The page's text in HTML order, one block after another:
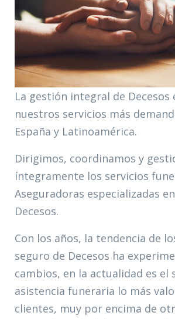
La gestión integral de Decesos
nuestros servicios más
España y Latinoamérica.
Dirigimos, coordinamos y
íntegramente los servicios
Aseguradoras especializadas
Decesos.
Con los años, la tendencia de
seguro de Decesos ha
cambios, en la actualidad es el
asistencia funeraria lo más
clientes, muy por encima de